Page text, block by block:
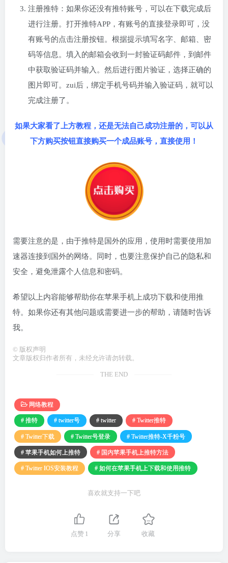
注册推特：如果你还没有推特账号，可以在下载完成后
进行注册。打开推特APP，有账号的直接登录即可，没
有账号的点击注册按钮。根据提示填写名字、邮箱、密
码等信息。填入的邮箱会收到一封验证码邮件，到邮件
中获取验证码并输入。然后进行图片验证，选择正确的
图片即可。zui后，绑定手机号码并输入验证码，就可以
完成注册了。
如果大家看了上方教程，还是无法自己成功注册的，可以从
下方购买按钮直接购买一个成品账号，直接使用！
需要注意的是，由于推特是国外的应用，使用时需要使用加
速器连接到国外的网络。同时，也要注意保护自己的隐私和
安全，避免泄露个人信息和密码。
希望以上内容能够帮助你在苹果手机上成功下载和使用推
特。如果你还有其他问题或需要进一步的帮助，请随时告诉
我。
© 版权声明
文章版权归作者所有，未经允许请勿转载。
THE END
网络教程
# 推特 # twitter号 # twitter # Twitter推特
# Twitter下载 # Twitter号登录 # Twitter推特-X千粉号
# 苹果手机如何上推特 # 国内苹果手机上推特方法
# Twitter IOS安装教程 # 如何在苹果手机上下载和使用推特
喜欢就支持一下吧
点赞 1 分享 收藏